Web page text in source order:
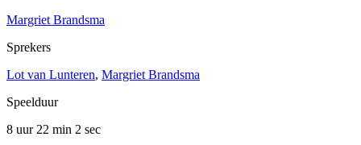
Margriet Brandsma
Sprekers
Lot van Lunteren, Margriet Brandsma
Speelduur
8 uur 22 min 2 sec